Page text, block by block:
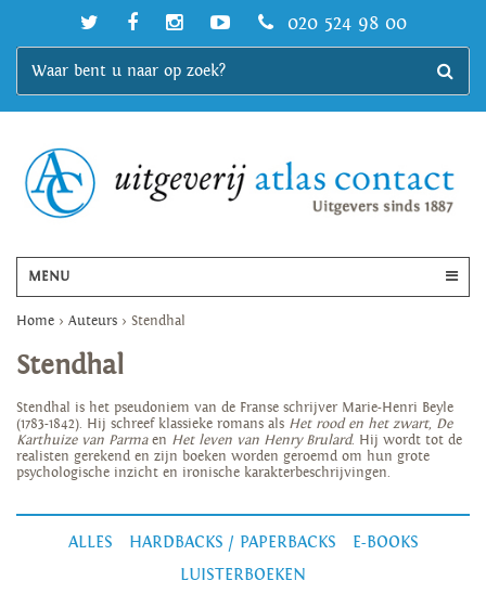
020 524 98 00
MENU
Home > Auteurs > Stendhal
Stendhal
Stendhal is het pseudoniem van de Franse schrijver Marie-Henri Beyle
(1783-1842). Hij schreef klassieke romans als Het rood en het zwart, De
Karthuize van Parma en Het leven van Henry Brulard. Hij wordt tot de
realisten gerekend en zijn boeken worden geroemd om hun grote
psychologische inzicht en ironische karakterbeschrijvingen.
ALLES HARDBACKS / PAPERBACKS
E-BOOKS
LUISTERBOEKEN